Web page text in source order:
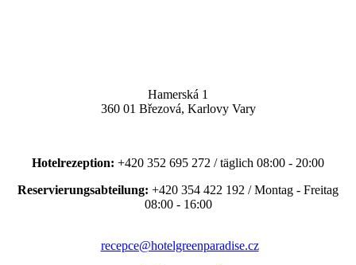
Hamerská 1
360 01 Březová, Karlovy Vary
Hotelrezeption: +420 352 695 272 / täglich 08:00 - 20:00
Reservierungsabteilung: +420 354 422 192 / Montag - Freitag
08:00 - 16:00
recepce@hotelgreenparadise.cz